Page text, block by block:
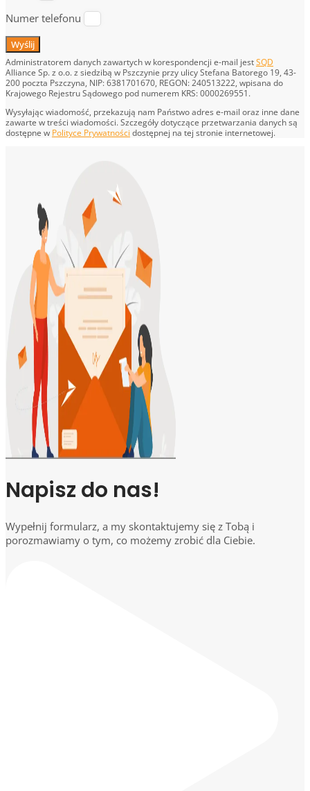
Numer telefonu
Wyślij
Administratorem danych zawartych w korespondencji e-mail jestSQD
Alliance Sp. z o.o. z siedzibą w Pszczynie przy ulicy Stefana Batorego 19, 43-
200 poczta Pszczyna, NIP: 6381701670, REGON: 240513222, wpisana do
Krajowego Rejestru Sądowego pod numerem KRS: 0000269551.
Wysyłając wiadomość, przekazują nam Państwo adres e-mail oraz inne dane
zawarte w treści wiadomości. Szczegóły dotyczące przetwarzania danych są
dostępne w Polityce Prywatności dostępnej na tej stronie internetowej.
Napisz do nas!
Wypełnij formularz, a my skontaktujemy się z Tobą i
porozmawiamy o tym, co możemy zrobić dla Ciebie.